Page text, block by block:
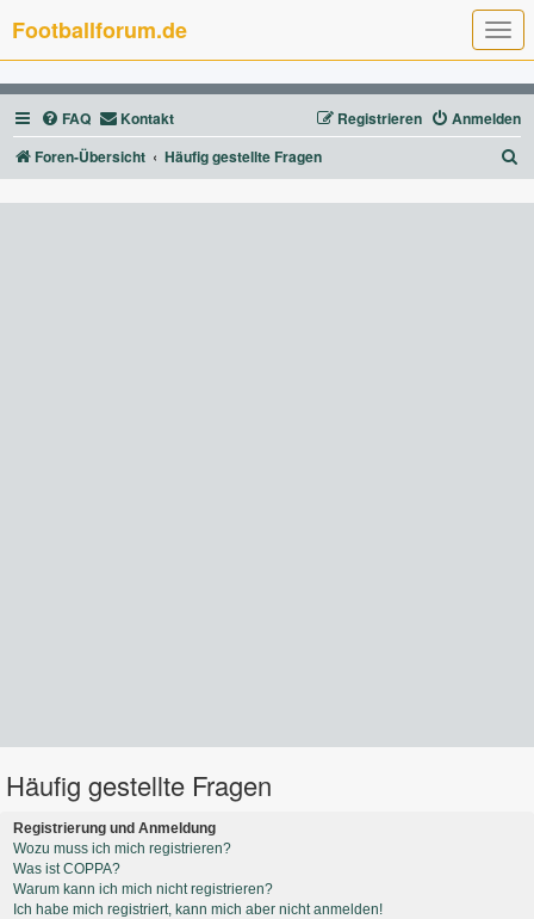
T
o
g
g
l
e
n
a
g
Footballforum.de
FAQ Kontakt Anmelden
Registrieren
Foren-Übersicht
Häufig gestellte Fragen
u
Häufig gestellte Fragen
Registrierung und Anmeldung
Wozu muss ich mich registrieren?
Was ist COPPA?
Warum kann ich mich nicht registrieren?
Ich habe mich registriert, kann mich aber nicht anmelden!